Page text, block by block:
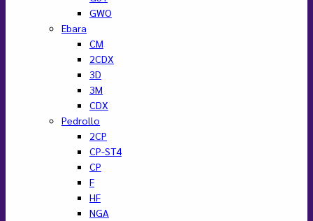
GWO
Ebara
CM
2CDX
3D
3M
CDX
Pedrollo
2CP
CP-ST4
CP
F
HF
NGA